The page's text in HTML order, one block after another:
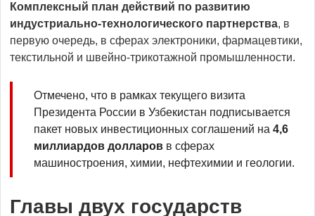
Комплексный план действий по развитию
индустриально-технологического партнерства, в
первую очередь, в сферах электроники, фармацевтики,
текстильной и швейно-трикотажной промышленности.
Отмечено, что в рамках текущего визита
Президента России в Узбекистан подписывается
пакет новых инвестиционных соглашений на 4,6
миллиардов долларов в сферах
машиностроения, химии, нефтехимии и геологии.
Главы двух государств